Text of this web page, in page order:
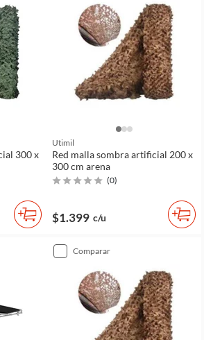
300 x
Utimil
Red malla sombra artificial 200 x
300 cm arena
(0)
$1.399 c/u
comparar